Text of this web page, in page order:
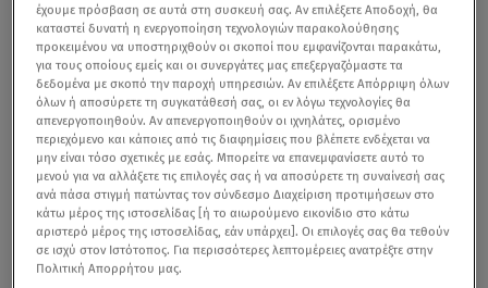
έχουμε πρόσβαση σε αυτά στη συσκευή σας. Αν επιλέξετε Αποδοχή, θα
καταστεί δυνατή η ενεργοποίηση τεχνολογιών παρακολούθησης
προκειμένου να υποστηριχθούν οι σκοποί που εμφανίζονται παρακάτω,
για τους οποίους εμείς και οι συνεργάτες μας επεξεργαζόμαστε τα
δεδομένα με σκοπό την παροχή υπηρεσιών. Αν επιλέξετε Απόρριψη όλων
όλων ή αποσύρετε τη συγκατάθεσή σας, οι εν λόγω τεχνολογίες θα
απενεργοποιηθούν. Αν απενεργοποιηθούν οι ιχνηλάτες, ορισμένο
περιεχόμενο και κάποιες από τις διαφημίσεις που βλέπετε ενδέχεται να
μην είναι τόσο σχετικές με εσάς. Μπορείτε να επανεμφανίσετε αυτό το
μενού για να αλλάξετε τις επιλογές σας ή να αποσύρετε τη συναίνεσή σας
ανά πάσα στιγμή πατώντας τον σύνδεσμο Διαχείριση προτιμήσεων στο
κάτω μέρος της ιστοσελίδας [ή το αιωρούμενο εικονίδιο στο κάτω
αριστερό μέρος της ιστοσελίδας, εάν υπάρχει]. Οι επιλογές σας θα τεθούν
σε ισχύ στον Ιστότοπος. Για περισσότερες λεπτομέρειες ανατρέξτε στην
Πολιτική Απορρήτου μας.